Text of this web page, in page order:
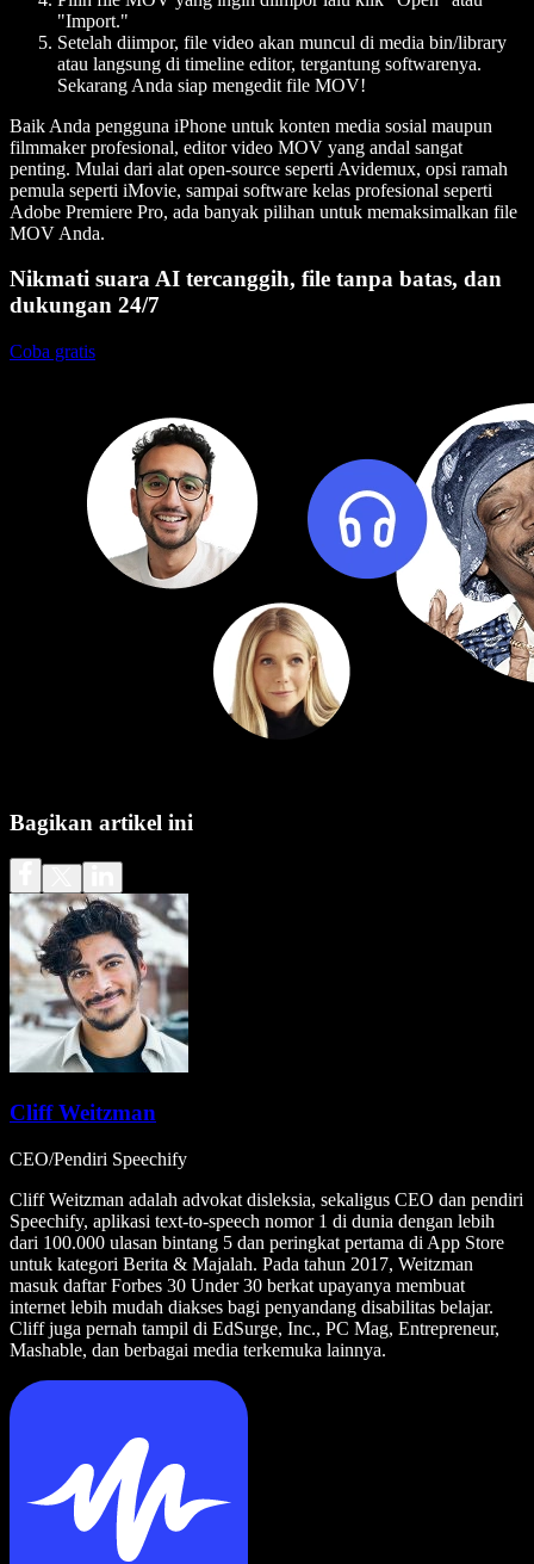
"Import."
Setelah diimpor, file video akan muncul di media bin/library
atau langsung di timeline editor, tergantung softwarenya.
Sekarang Anda siap mengedit file MOV!
Baik Anda pengguna iPhone untuk konten media sosial maupun
filmmaker profesional, editor video MOV yang andal sangat
penting. Mulai dari alat open-source seperti Avidemux, opsi ramah
pemula seperti iMovie, sampai software kelas profesional seperti
Adobe Premiere Pro, ada banyak pilihan untuk memaksimalkan file
MOV Anda.
Nikmati suara AI tercanggih, file tanpa batas, dan
dukungan 24/7
Coba gratis
Bagikan artikel ini
Cliff Weitzman
CEO/Pendiri Speechify
Cliff Weitzman adalah advokat disleksia, sekaligus CEO dan pendiri
Speechify, aplikasi text-to-speech nomor 1 di dunia dengan lebih
dari 100.000 ulasan bintang 5 dan peringkat pertama di App Store
untuk kategori Berita & Majalah. Pada tahun 2017, Weitzman
masuk daftar Forbes 30 Under 30 berkat upayanya membuat
internet lebih mudah diakses bagi penyandang disabilitas belajar.
Cliff juga pernah tampil di EdSurge, Inc., PC Mag, Entrepreneur,
Mashable, dan berbagai media terkemuka lainnya.